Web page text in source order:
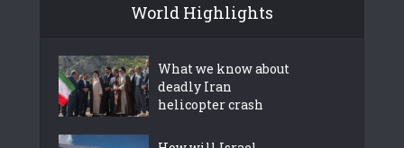
World Highlights
What we know about
deadly Iran
helicopter crash